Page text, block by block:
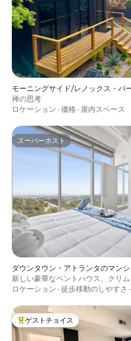
モーニングサイド/レノックス・パ
ニーハウス
禅の思考
ロケーション · 価格 · 屋内スペース
スーパーホスト
スーパーホスト
ダウンタウン・アトランタのマンシ
ート
新しい豪華なペントハウス、クリ
サイズベッド
ロケーション · 徒歩移動のしやすさ ·
大好評のゲストチョイスです。
ゲストチョイス